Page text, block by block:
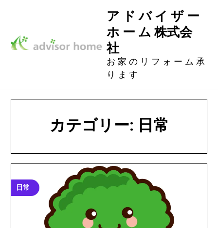
ア ド バ イ ザ ー
ホ ー ム 株式会
社
お 家 の リ フ ォ ー ム 承
り ま す
カテゴリー: 日常
日常